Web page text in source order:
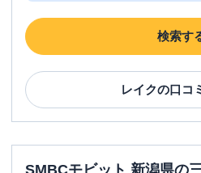
検索す
レイクの口コ
SMBCモビット 新潟県の